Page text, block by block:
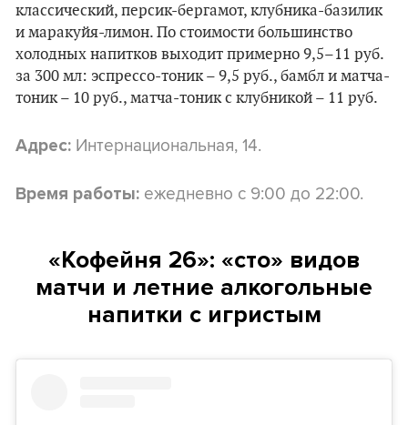
классический, персик-бергамот, клубника-базилик
и маракуйя-лимон. По стоимости большинство
холодных напитков выходит примерно 9,5–11 руб.
за 300 мл: эспрессо-тоник – 9,5 руб., бамбл и матча-
тоник – 10 руб., матча-тоник с клубникой – 11 руб.
Адрес: Интернациональная, 14.
Время работы: ежедневно с 9:00 до 22:00.
«Кофейня 26»: «сто» видов
матчи и летние алкогольные
напитки с игристым